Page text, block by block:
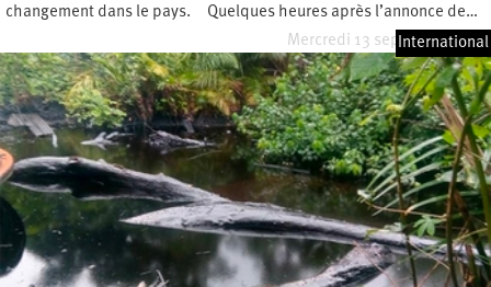
changement dans le pays. Quelques heures après l’annonce de…
Mercredi 13 septembre 2023
International